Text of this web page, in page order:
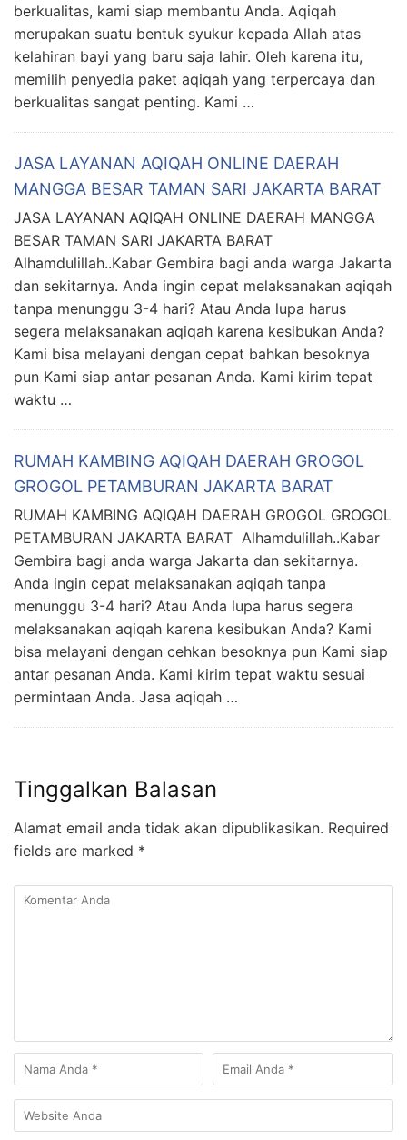
berkualitas, kami siap membantu Anda. Aqiqah
merupakan suatu bentuk syukur kepada Allah atas
kelahiran bayi yang baru saja lahir. Oleh karena itu,
memilih penyedia paket aqiqah yang terpercaya dan
berkualitas sangat penting. Kami …
JASA LAYANAN AQIQAH ONLINE DAERAH
MANGGA BESAR TAMAN SARI JAKARTA BARAT
JASA LAYANAN AQIQAH ONLINE DAERAH MANGGA
BESAR TAMAN SARI JAKARTA BARAT
Alhamdulillah..Kabar Gembira bagi anda warga Jakarta
dan sekitarnya. Anda ingin cepat melaksanakan aqiqah
tanpa menunggu 3-4 hari? Atau Anda lupa harus
segera melaksanakan aqiqah karena kesibukan Anda?
Kami bisa melayani dengan cepat bahkan besoknya
pun Kami siap antar pesanan Anda. Kami kirim tepat
waktu …
RUMAH KAMBING AQIQAH DAERAH GROGOL
GROGOL PETAMBURAN JAKARTA BARAT
RUMAH KAMBING AQIQAH DAERAH GROGOL GROGOL
PETAMBURAN JAKARTA BARAT Alhamdulillah..Kabar
Gembira bagi anda warga Jakarta dan sekitarnya.
Anda ingin cepat melaksanakan aqiqah tanpa
menunggu 3-4 hari? Atau Anda lupa harus segera
melaksanakan aqiqah karena kesibukan Anda? Kami
bisa melayani dengan cehkan besoknya pun Kami siap
antar pesanan Anda. Kami kirim tepat waktu sesuai
permintaan Anda. Jasa aqiqah …
Tinggalkan Balasan
Alamat email anda tidak akan dipublikasikan. Required
fields are marked *